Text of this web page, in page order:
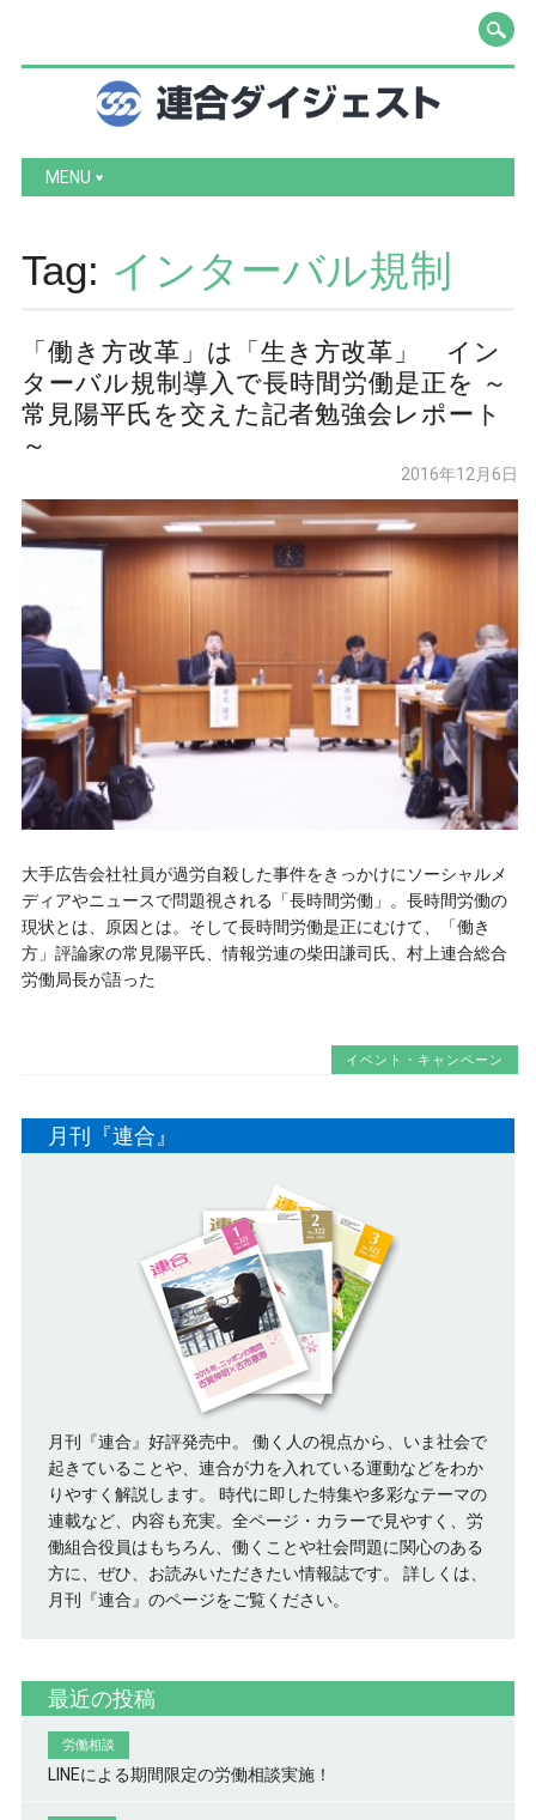
Main menu
Skip to content
MENU
Tag: インターバル規制
「働き方改革」は「生き方改革」 イン
ターバル規制導入で長時間労働是正を ～
常見陽平氏を交えた記者勉強会レポート
～
2016年12月6日
大手広告会社社員が過労自殺した事件をきっかけにソーシャルメ
ディアやニュースで問題視される「長時間労働」。長時間労働の
現状とは、原因とは。そして長時間労働是正にむけて、「働き
方」評論家の常見陽平氏、情報労連の柴田謙司氏、村上連合総合
労働局長が語った
イベント・キャンペーン
月刊『連合』
月刊『連合』好評発売中。 働く人の視点から、いま社会で
起きていることや、連合が力を入れている運動などをわか
りやすく解説します。 時代に即した特集や多彩なテーマの
連載など、内容も充実。全ページ・カラーで見やすく、労
働組合役員はもちろん、働くことや社会問題に関心のある
方に、ぜひ、お読みいただきたい情報誌です。 詳しくは、
月刊『連合』のページをご覧ください。
最近の投稿
労働相談
LINEによる期間限定の労働相談実施！